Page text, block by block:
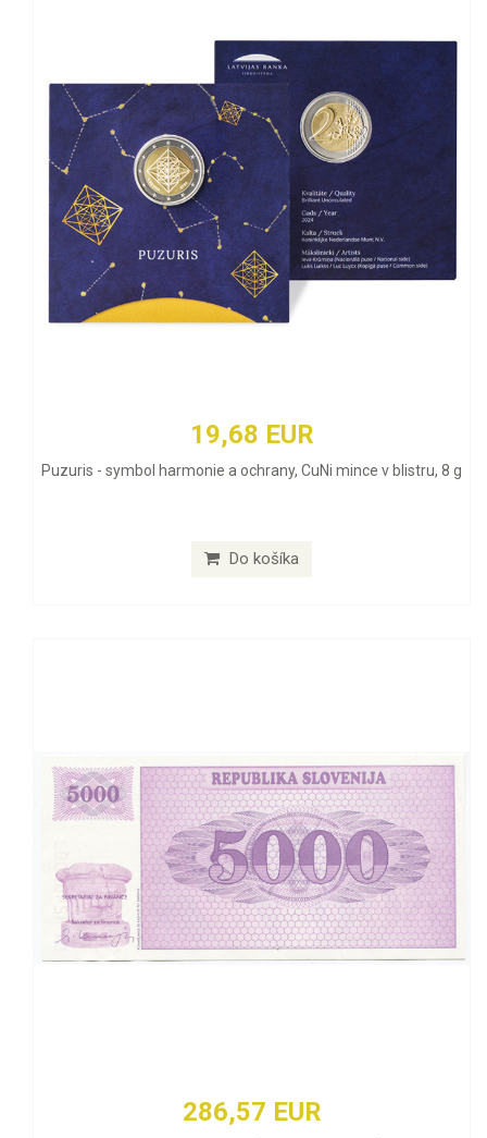
19,68 EUR
Puzuris - symbol harmonie a ochrany, CuNi mince v blistru, 8 g
Do košíka
286,57 EUR